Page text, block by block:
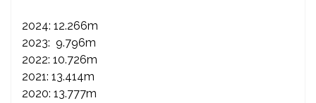
2024: 12.266m
2023: 9.796m
2022: 10.726m
2021: 13.414m
2020: 13.777m